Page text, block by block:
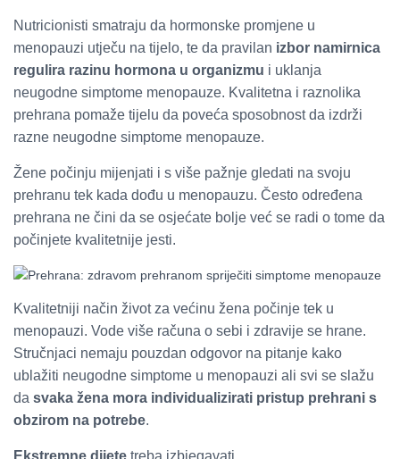
Nutricionisti smatraju da hormonske promjene u
menopauzi utječu na tijelo, te da pravilan izbor namirnica
regulira razinu hormona u organizmu i uklanja
neugodne simptome menopauze. Kvalitetna i raznolika
prehrana pomaže tijelu da poveća sposobnost da izdrži
razne neugodne simptome menopauze.
Žene počinju mijenjati i s više pažnje gledati na svoju
prehranu tek kada dođu u menopauzu. Često određena
prehrana ne čini da se osjećate bolje već se radi o tome da
počinjete kvalitetnije jesti.
Kvalitetniji način život za većinu žena počinje tek u
menopauzi. Vode više računa o sebi i zdravije se hrane.
Stručnjaci nemaju pouzdan odgovor na pitanje kako
ublažiti neugodne simptome u menopauzi ali svi se slažu
da svaka žena mora individualizirati pristup prehrani s
obzirom na potrebe.